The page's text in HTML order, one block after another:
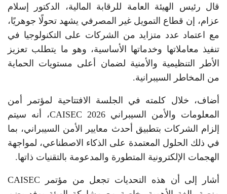
قال رئيس الهيئة العامة للرقابة المالية، الدكتور إسلام
عزام، إن قطاع التمويل غير المصرفي يشهد تحولًا جوهريًا،
مع اعتماد عدد متزايد من الشركات على التكنولوجيا في
تنفيذ معاملاتها وخدماتها الأساسية، وهو ما يتطلب تعزيز
الأطر التنظيمية والأمنية لضمان أعلى مستويات الحماية
من المخاطر السيبرانية.
أضاف، خلال كلمته في الجلسة الافتتاحية لمؤتمر أمن
المعلومات والأمن السيبراني CAISEC 2026، أنه سيتم
إلزام الشركات بتطبيق أحدث معايير الأمن السيبراني، بما
في ذلك الحلول المعتمدة على الذكاء الاصطناعي، لمواجهة
الهجمات الإلكترونية المتطورة والمدعومة بالتقنيات ذاتها.
أشار إلى أن هذه التحديات تجعل من مؤتمر CAISEC